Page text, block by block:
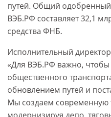
путей. Общий
ВЭБ.РФ составляет 32,1
средства ФНБ.
Исполнительный
«Для ВЭБ.РФ важно,
общественного
обновлением путей и
Мы создаем современную